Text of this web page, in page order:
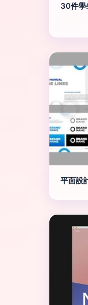
30件學
平面設